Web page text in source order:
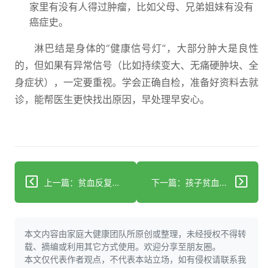
家里有没有人得过肿瘤，比如父母、兄弟姐妹有没有
癌症史。
淋巴结是身体的“健康信号灯”，大部分肿大是良性
的，但如果有异常信号（比如持续变大、无痛硬肿块、全
身症状），一定要重视。学会正确自检，准备好资料去就
诊，能帮医生更快找出原因，早处理早安心。
上一篇：贫血反复发作？三步识别病因+科学调理方案 下一篇：孩子贫血别慌：这些蔬菜水果能辅助改善
本文内容由家庭大健康团队所原创或整理，未经授权不得转
载、摘编或利用其它方式使用。欢迎分享至朋友圈。
本文仅代表作者观点，不代表本站立场，如有侵权请联系我